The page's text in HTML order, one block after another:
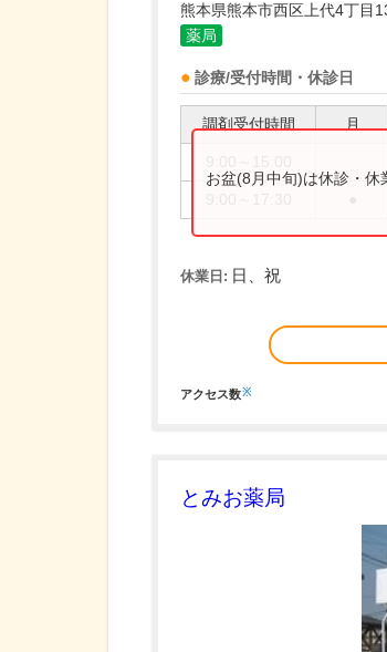
熊本県熊本市西区上代4丁目
薬局
診療/受付時間・休診日
調剤受付時間 月
お盆(8月中旬)は休診・休
休業日: 日、祝
アクセス数※
とみお薬局